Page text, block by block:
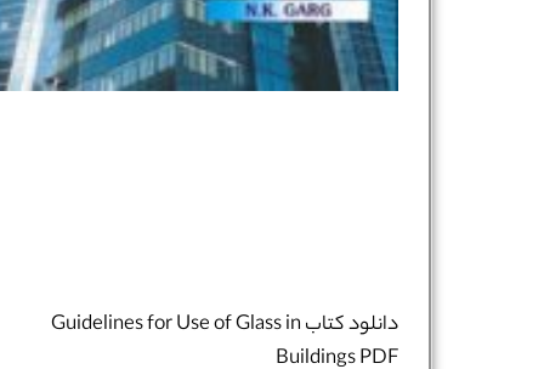
دانلود کتاب Guidelines for Use of Glass in
Buildings PDF